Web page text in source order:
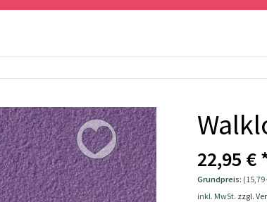
22,95 €
Grundpreis: (15,79
inkl. MwSt. zzgl.